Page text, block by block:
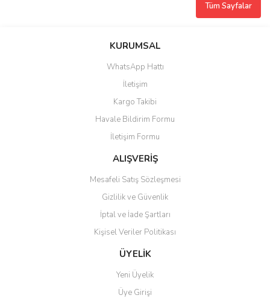
Tüm Sayfalar
KURUMSAL
WhatsApp Hattı
İletişim
Kargo Takibi
Havale Bildirim Formu
İletişim Formu
ALIŞVERİŞ
Mesafeli Satış Sözleşmesi
Gizlilik ve Güvenlik
İptal ve İade Şartları
Kişisel Veriler Politikası
ÜYELİK
Yeni Üyelik
Üye Girişi